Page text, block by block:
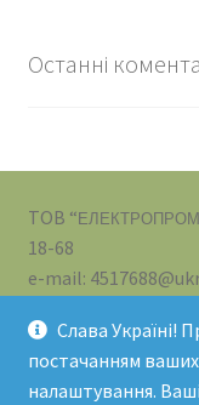
Слава Україні!
постачанням
налаштування.
Останні
ТОВ “
18-68
e-mail: